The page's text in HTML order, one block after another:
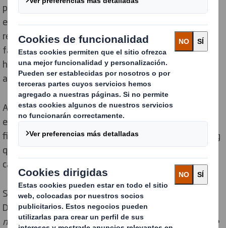
potencial de las algas para contribuir también a la
eliminación de los plásticos, actuando como
recubrimiento barrera, y sustituyendo al packaging
fabricado a base de derivados del petróleo, utilizado
hasta ahora para proteger muchos productos de
alimentación.
Así, DS Smith está manteniendo conversaciones con
empresas de biotecnología para explorar el uso de las
fibras de algas en una gama de productos de Packaging
que incluye cajas, envoltorios de papel y bandejas de
cartón.
Según Thomas Ferge, Paper and Board Development
Director en DS Smith:"Como líderes en sostenibilidad,
nuestra investigación en materias primas y fuentes de